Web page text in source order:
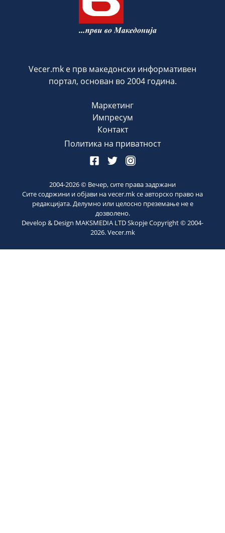
Vecer.mk е прв македонски информативен
портал, основан во 2004 година.
Маркетинг
Импресум
Контакт
Политика на приватност
2004-2026© Вечер, сите права задржани
Сите содржини и објави на vecer.mk се авторско право на
редакцијата. Делумно или целосно преземање не е
дозволено.
Develop & Design MAKSMEDIA LTD Skopje Copyright © 2004-
2026. Vecer.mk